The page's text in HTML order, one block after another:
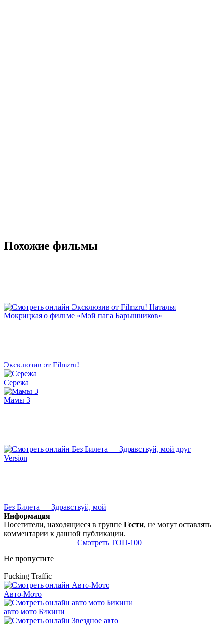
Похожие фильмы
Эксклюзив от Filmzru!
Сережа
Мамы 3
Без Билета — Здравствуй, мой
Информация
Посетители, находящиеся в группе Гости, не могут оставлять
комментарии к данной публикации.
Смотреть ТОП-100
Не пропустите
Fucking Traffic
Авто-Мото
авто мото Бикини